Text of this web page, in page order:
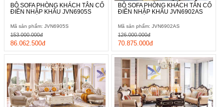
BỘ SOFA PHÒNG KHÁCH TÂN CỔ
ĐIỂN NHẬP KHẨU JVN6905S
Mã sản phẩm: JVN6905S
86.062.500đ
153.000.000đ
BỘ SOFA PHÒNG KHÁCH TÂN CỔ
ĐIỂN NHẬP KHẨU JVN6902AS
Mã sản phẩm: JVN6902AS
70.875.000đ
126.000.000đ